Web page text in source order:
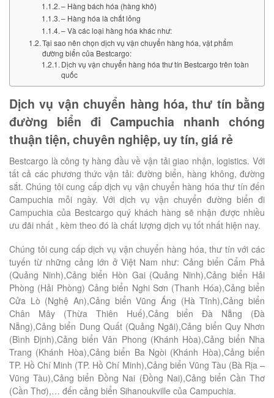
– Hàng bách hóa (hàng khô)
– Hàng hóa là chất lỏng
– Và các loại hàng hóa khác như:
Tại sao nên chọn dịch vụ vận chuyển hàng hóa, vật phẩm
đường biển của Bestcargo:
Dịch vụ vận chuyển hàng hóa thư tín Bestcargo trên toàn
quốc
Dịch vụ vận chuyển hàng hóa, thư tín bằng
đường biển đi Campuchia nhanh chóng
thuận tiện, chuyên nghiệp, uy tín, giá rẻ
Bestcargo là công ty hàng đầu về vận tải giao nhận, logistics. Với
tất cả các phương thức vận tải: đường biển, hàng không, đường
sắt. Chúng tôi cung cấp dịch vụ vận chuyển hàng hóa thư tín đến
Campuchia mỗi ngày. Với dịch vụ vận chuyển đường biển đi
Campuchia của Bestcargo quý khách hàng sẽ nhận được nhiều
ưu đãi nhất , kèm theo đó là chất lượng dịch vụ tốt nhất hiện nay.
Chúng tôi cung cấp dịch vụ vận chuyển hàng hóa, thư tín với các
tuyến từ những cảng lớn ở Việt Nam như: Cảng biển Cẩm Phả
(Quảng Ninh),Cảng biển Hòn Gai (Quảng Ninh),Cảng biển Hải
Phòng (Hải Phòng) Cảng biển Nghi Sơn (Thanh Hóa),Cảng biển
Cửa Lò (Nghệ An),Cảng biển Vũng Áng (Hà Tĩnh),Cảng biển
Chân Mây (Thừa Thiên Huế),Cảng biển Đà Nẵng (Đà
Nẵng),Cảng biển Dung Quất (Quảng Ngãi),Cảng biển Quy Nhơn
(Bình Định),Cảng biển Vân Phong (Khánh Hòa),Cảng biển Nha
Trang (Khánh Hòa),Cảng biển Ba Ngòi (Khánh Hòa),Cảng biển
TP. Hồ Chí Minh (TP. Hồ Chí Minh),Cảng biển Vũng Tàu (Bà Rịa –
Vũng Tàu),Cảng biển Đồng Nai (Đồng Nai),Cảng biển Cần Thơ
(Cần Thơ),… đến cảng biển Sihanoukville của Campuchia.